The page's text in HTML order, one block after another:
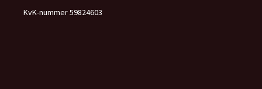
KvK-nummer 59824603